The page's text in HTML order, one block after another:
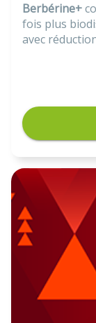
Berbérine+
fois plus
avec